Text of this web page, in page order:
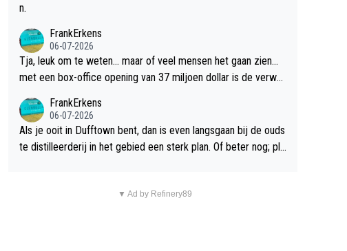
n.
FrankErkens
06-07-2026
Tja, leuk om te weten... maar of veel mensen het gaan zien...
met een box-office opening van 37 miljoen dollar is de verwa
FrankErkens
06-07-2026
Als je ooit in Dufftown bent, dan is even langsgaan bij de ouds
te distilleerderij in het gebied een sterk plan. Of beter nog; pla
▼ Ad by Refinery89